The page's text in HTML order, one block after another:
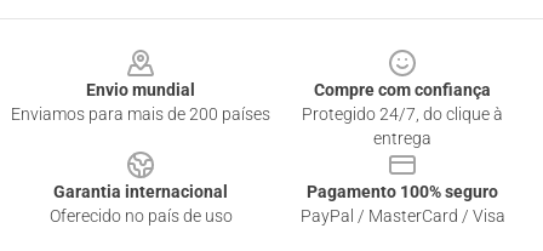
Envio mundial
Enviamos para mais de 200 países
Compre com confiança
Protegido 24/7, do clique à
entrega
Garantia internacional
Oferecido no país de uso
Pagamento 100% seguro
PayPal / MasterCard / Visa